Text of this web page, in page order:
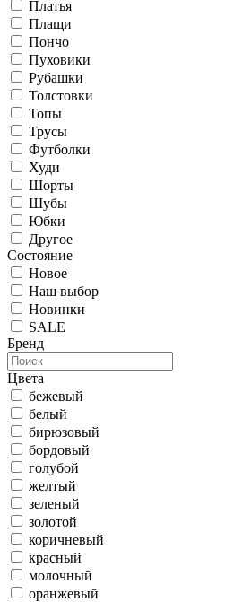
Платья
Плащи
Пончо
Пуховики
Рубашки
Толстовки
Топы
Трусы
Футболки
Худи
Шорты
Шубы
Юбки
Другое
Состояние
Новое
Наш выбор
Новинки
SALE
Бренд
Цвета
бежевый
белый
бирюзовый
бордовый
голубой
желтый
зеленый
золотой
коричневый
красный
молочный
оранжевый